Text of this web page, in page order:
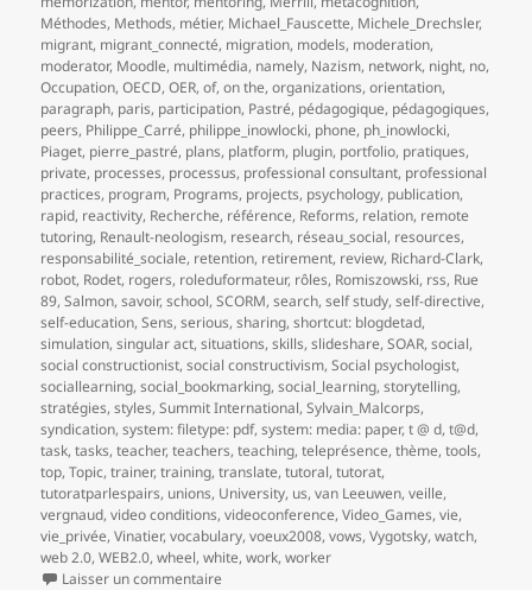
Méthodes, Methods, métier, Michael_Fauscette, Michele_Drechsler,
migrant, migrant_connecté, migration, models, moderation,
moderator, Moodle, multimédia, namely, Nazism, network, night, no,
Occupation,OECD,OER,of,on the,organizations,orientation,
paragraph, paris, participation, Pastré, pédagogique, pédagogiques,
peers, Philippe_Carré, philippe_inowlocki, phone, ph_inowlocki,
Piaget, pierre_pastré, plans, platform, plugin, portfolio, pratiques,
private, processes, processus, professional consultant, professional
practices, program, Programs, projects, psychology, publication,
rapid, reactivity, Recherche, référence, Reforms, relation, remote
tutoring, Renault-neologism, research, réseau_social, resources,
responsabilité_sociale, retention, retirement, review, Richard-Clark,
robot, Rodet, rogers, roleduformateur, rôles, Romiszowski, rss, Rue
89,Salmon,savoir,school,SCORM,search,self study,self-directive,
self-education,Sens,serious,sharing,shortcut: blogdetad,
simulation,singular act,situations,skills,slideshare,SOAR,social,
social constructionist,social constructivism,Social psychologist,
sociallearning,social_bookmarking,social_learning,storytelling,
stratégies,styles,Summit International,Sylvain_Malcorps,
syndication,system: filetype: pdf,system: media: paper,t @ d,t@d,
task,tasks,teacher,teachers,teaching,teleprésence,thème,tools,
top,Topic,trainer,training,translate,tutoral,tutorat,
tutoratparlespairs, unions, University, us,van Leeuwen,veille,
vergnaud,video conditions,videoconference,Video_Games,vie,
vie_privée,Vinatier,vocabulary,voeux2008,vows,Vygotsky,watch,
web 2.0,WEB2.0,wheel,white,work,worker
Laisser un commentaire